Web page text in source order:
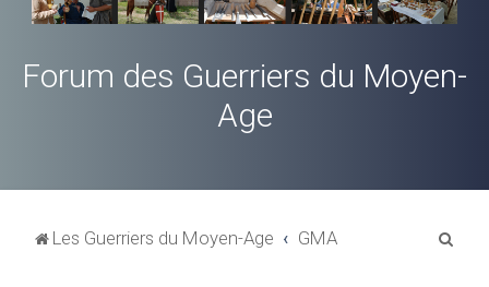
Forum des Guerriers du Moyen-
Age
Les Guerriers du Moyen-Age GMA